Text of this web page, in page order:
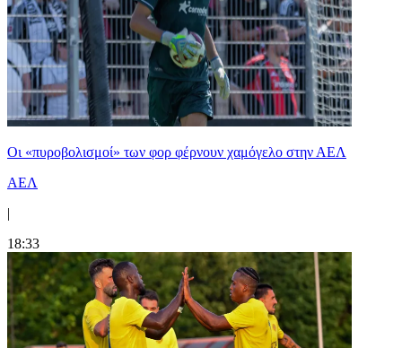
Οι «πυροβολισμοί» των φορ φέρνουν χαμόγελο στην ΑΕΛ
ΑΕΛ
|
18:33